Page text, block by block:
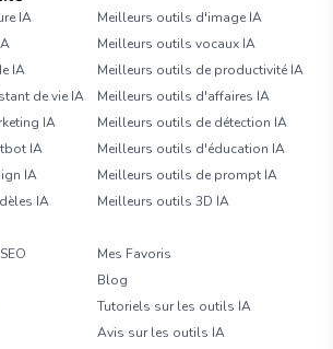
IA
Meilleurs outils d'image IA
Meilleurs outils vocaux IA
IA
Meilleurs outils de productivité IA
de vie IA
Meilleurs outils d'affaires IA
IA
Meilleurs outils de détection IA
IA
Meilleurs outils d'éducation IA
IA
Meilleurs outils de prompt IA
IA
Meilleurs outils 3D IA
Mes Favoris
Blog
Tutoriels sur les outils IA
Avis sur les outils IA